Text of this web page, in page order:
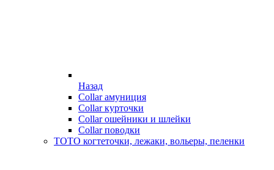
Назад
Collar амуниция
Collar курточки
Collar ошейники и шлейки
Collar поводки
ТОТО когтеточки, лежаки, вольеры, пеленки